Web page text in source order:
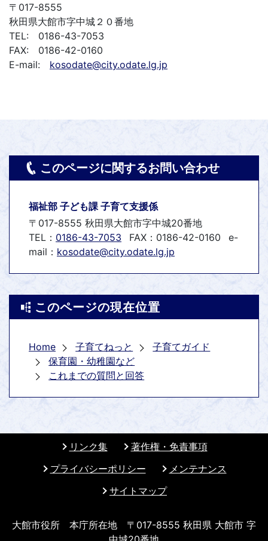
〒017-8555
秋田県大館市字中城２０番地
TEL: 0186-43-7053
FAX: 0186-42-0160
E-mail: kosodate@city.odate.lg.jp
このページに関するお問い合わせ
福祉部 子ども課 子育て支援係
〒017-8555 秋田県大館市字中城20番地
TEL： 0186-43-7053 FAX：0186-42-0160
e-
mail： kosodate@city.odate.lg.jp
このページの現在位置
Home 子育てねっと
子育てガイド
保育園・幼稚園など
これまでの質問と回答
リンク集
著作権・免責事項
プライバシーポリシー
メンテナンス
サイトマップ
大館市役所 本庁所在地 〒017-8555 秋田県 大館市 字